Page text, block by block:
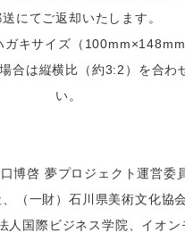
にてご返却いたします。
キサイズ（100mm×
合は縦横比（約3:2）を合わ
い。
口博啓 夢プロジェクト運営委
（一財）石川県美術文化協
人国際ビジネス学院、イオン